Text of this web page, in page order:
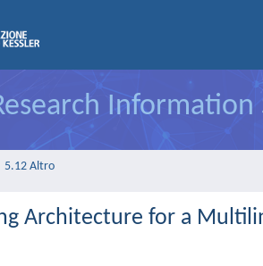
Information
5.12 Altro
Architecture for a